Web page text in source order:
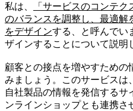
私は、
「サービスのコンテ
のバランスを調整し、最適解
をデザインする、と呼んでい
ザインすることについて説明
顧客との接点を増やすための
みましょう。このサービスは
自社製品の情報を発信する
ンラインショップとも連携さ